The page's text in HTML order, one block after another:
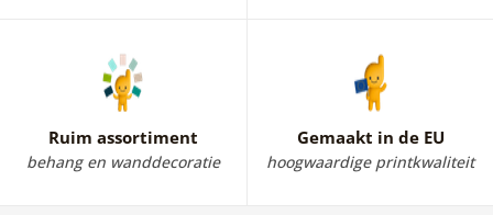
Ruim assortiment
behang en wanddecoratie
Gemaakt in de EU
hoogwaardige printkwaliteit